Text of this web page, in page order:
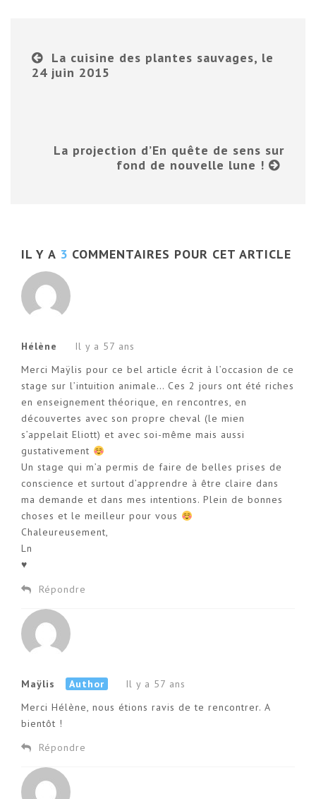
La cuisine des plantes sauvages, le
24 juin 2015
La projection d’En quête de sens sur
fond de nouvelle lune !
IL Y A 3 COMMENTAIRES POUR CET ARTICLE
Hélène
Il y a 57 ans
Merci Maÿlis pour ce bel article écrit à l’occasion de ce
stage sur l’intuition animale… Ces 2 jours ont été riches
en enseignement théorique, en rencontres, en
découvertes avec son propre cheval (le mien
s’appelait Eliott) et avec soi-même mais aussi
gustativement
Un stage qui m’a permis de faire de belles prises de
conscience et surtout d’apprendre à être claire dans
ma demande et dans mes intentions. Plein de bonnes
choses et le meilleur pour vous
Chaleureusement,
Ln
♥
Répondre
Maÿlis Author
Il y a 57 ans
Merci Hélène, nous étions ravis de te rencontrer. A
bientôt !
Répondre